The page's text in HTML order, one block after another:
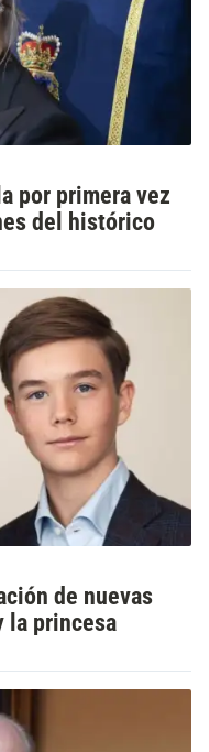
por primera vez
del histórico
de nuevas
la princesa